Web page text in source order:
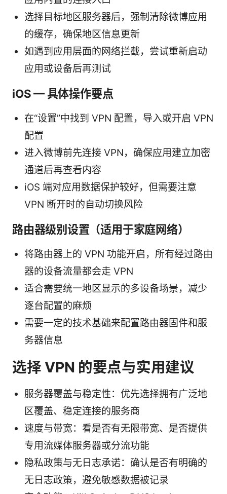
选择目标地区服务器后，强制清除微博应用
的缓存，确保地区信息更新
如遇到应用层面的网络拦截，尝试重新启动
应用或设备后再测试
iOS — 具体操作要点
在“设置”中找到 VPN 配置，导入或开启 VPN
配置
进入微博前先连接 VPN，确保应用建立加密
通道后再查看内容
iOS 端对应用数据保护较好，但需要注意
VPN 断开时的自动切换风险
路由器级别设置（适用于家庭网络）
将路由器上的 VPN 功能开启，所有经过路由
器的设备流量都会走 VPN
适合需要统一地区显示的多设备场景，减少
逐台配置的麻烦
需要一定的技术基础来配置路由器固件和服
务器信息
选择 VPN 的要点与实用建议
服务器覆盖与稳定性：优先选择拥有广泛地
区覆盖、稳定连接的服务商
速度与带宽：看是否有无限带宽、是否提供
专用流媒体服务器或分流功能
隐私政策与无日志承诺：确认是否有明确的
无日志政策，避免敏感数据被记录